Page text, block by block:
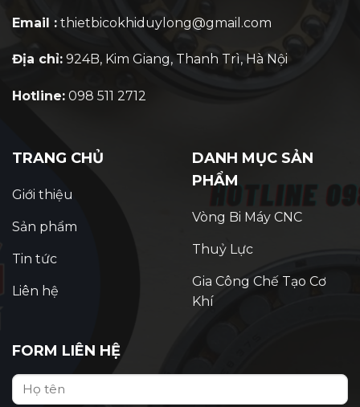
Email : thietbicokhiduylong@gmail.com
Địa chỉ: 924B, Kim Giang, Thanh Trì, Hà Nội
Hotline: 098 511 2712
TRANG CHỦ
Giới thiệu
Sản phẩm
Tin tức
Liên hệ
DANH MỤC SẢN
PHẨM
Vòng Bi Máy CNC
Thuỷ Lực
Gia Công Chế Tạo Cơ
Khí
FORM LIÊN HỆ